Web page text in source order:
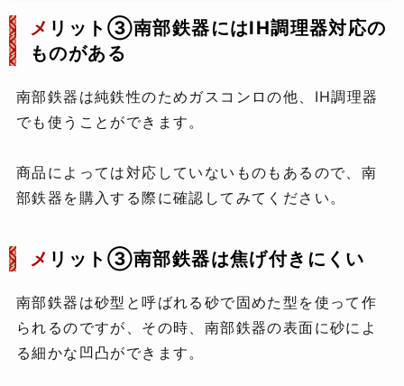
メ リット③南部鉄器にはIH調理器対応の
ものがある
南部鉄器は純鉄性のためガスコンロの他、IH調理器
でも使うことができます。
商品によっては対応していないものもあるので、南
部鉄器を購入する際に確認してみてください。
メ リット③南部鉄器は焦げ付きにくい
南部鉄器は砂型と呼ばれる砂で固めた型を使って作
られるのですが、その時、南部鉄器の表面に砂によ
る細かな凹凸ができます。